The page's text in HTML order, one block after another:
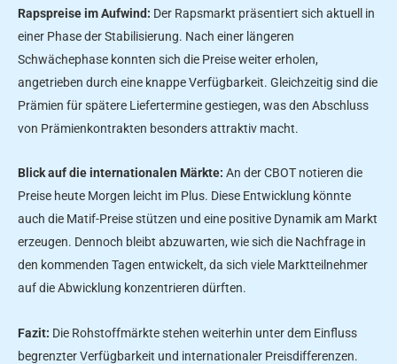
Rapspreise im Aufwind: Der Rapsmarkt präsentiert sich aktuell in
einer Phase der Stabilisierung. Nach einer längeren
Schwächephase konnten sich die Preise weiter erholen,
angetrieben durch eine knappe Verfügbarkeit. Gleichzeitig sind die
Prämien für spätere Liefertermine gestiegen, was den Abschluss
von Prämienkontrakten besonders attraktiv macht.
Blick auf die internationalen Märkte: An der CBOT notieren die
Preise heute Morgen leicht im Plus. Diese Entwicklung könnte
auch die Matif-Preise stützen und eine positive Dynamik am Markt
erzeugen. Dennoch bleibt abzuwarten, wie sich die Nachfrage in
den kommenden Tagen entwickelt, da sich viele Marktteilnehmer
auf die Abwicklung konzentrieren dürften.
Fazit: Die Rohstoffmärkte stehen weiterhin unter dem Einfluss
begrenzter Verfügbarkeit und internationaler Preisdifferenzen.